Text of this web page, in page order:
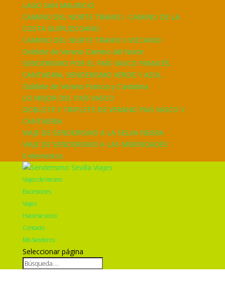
LAGO SAN MAURICIO
CAMINO DEL NORTE TRAMO I- CAMINO DE LA
COSTA GUIPUZCOANO
CAMINO DEL NORTE TRAMO II VIZCAINO
Doblete de Verano Camino del Norte
SENDERISMO POR EL PAÍS VASCO FRANCÉS
CANTABRIA, SENDERISMO VERDE Y AZUL
Doblete de Verano Francia y Cantabria
LO MEJOR DEL PAÍS VASCO
DOBLETE Y TRIPLETE DE VERANO PAIS VASCO Y
CANTABRIA
VIAJE DE SENDERISMO A LA SELVA NEGRA
VIAJE DE SENDERISMO A LAS MERINDADES
0 elementos
Viajes de Verano
Excursiones
Viajes
Hacerse socio
Contacto
Mis Senderos
Seleccionar página